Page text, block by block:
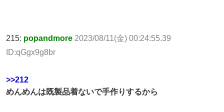
215: popandmore 2023/08/11(金) 00:24:55.39
ID:qGgx9g8br
>>212
めんめんは既製品着ないで手作りするから